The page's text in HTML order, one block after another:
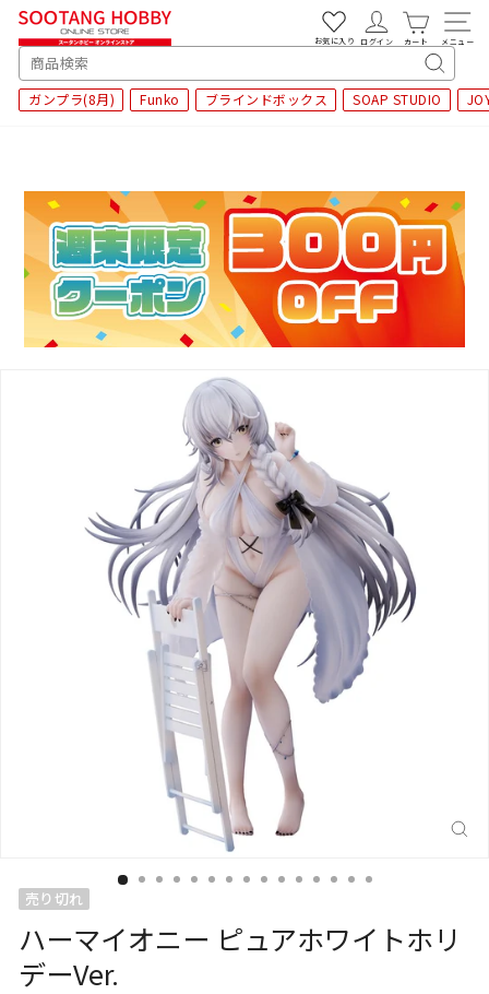
SEARCH
キ
ー
検
索
ガンプラ(8月) Funko ブラインドボックス SOAP STUDIO
お気に入り ログイン カート メニュー
売り切れ
ハーマイオニー ピュアホワイトホリ
デーVer.